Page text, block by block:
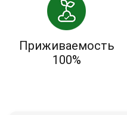
Приживаемость
100%